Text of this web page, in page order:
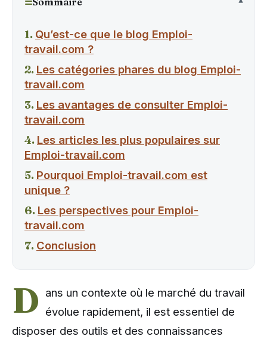
Qu’est-ce que le blog Emploi-
travail.com ?
Les catégories phares du blog Emploi-
travail.com
Les avantages de consulter Emploi-
travail.com
Les articles les plus populaires sur
Emploi-travail.com
Pourquoi Emploi-travail.com est
unique ?
Les perspectives pour Emploi-
travail.com
Conclusion
D ans un contexte où le marché du travail
évolue rapidement, il est essentiel de
disposer des outils et des connaissances